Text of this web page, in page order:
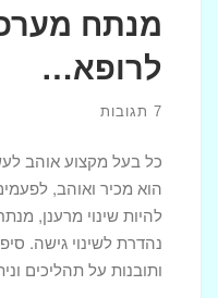
מנתח
לרופא…
7 תגובות
כל בעל מקצוע אוהב
הוא מכיר ואוהב,
להיות שינוי מרענן,
נהדרת לשינוי גישה.
ותובנות על תהליכים